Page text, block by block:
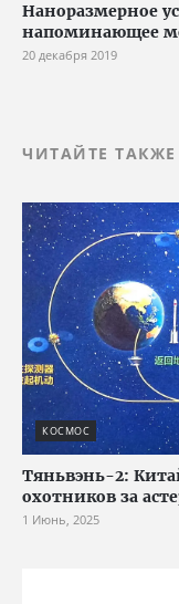
Наноразмерное
напоминающее
20 декабря 2019
ЧИТАЙТЕ ТАКЖЕ
КОСМОС
Тяньвэнь-2:
охотников за
1 Июнь, 2025